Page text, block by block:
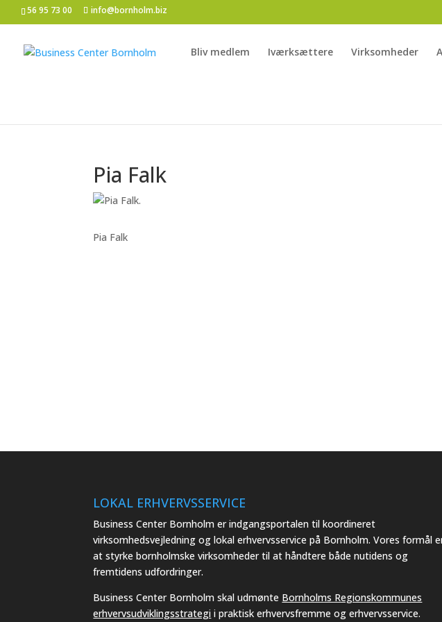
56 95 73 00 info@bornholm.biz
Bliv medlem Iværksættere Virksomheder
Pia Falk
Pia Falk
LOKAL ERHVERVSSERVICE
Business Center Bornholm er indgangsportalen til koordineret
virksomhedsvejledning og lokal erhvervsservice på Bornholm. Vores formål
at styrke bornholmske virksomheder til at håndtere både nutidens og
fremtidens udfordringer.
Business Center Bornholm skal udmønte Bornholms Regionskommunes
erhvervsudviklingsstrategi i praktisk erhvervsfremme og erhvervsservice.